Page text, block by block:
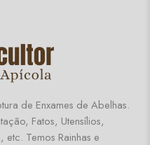
de Enxames de Abelhas.
Fatos, Utensílios,
etc. Temos Rainhas e